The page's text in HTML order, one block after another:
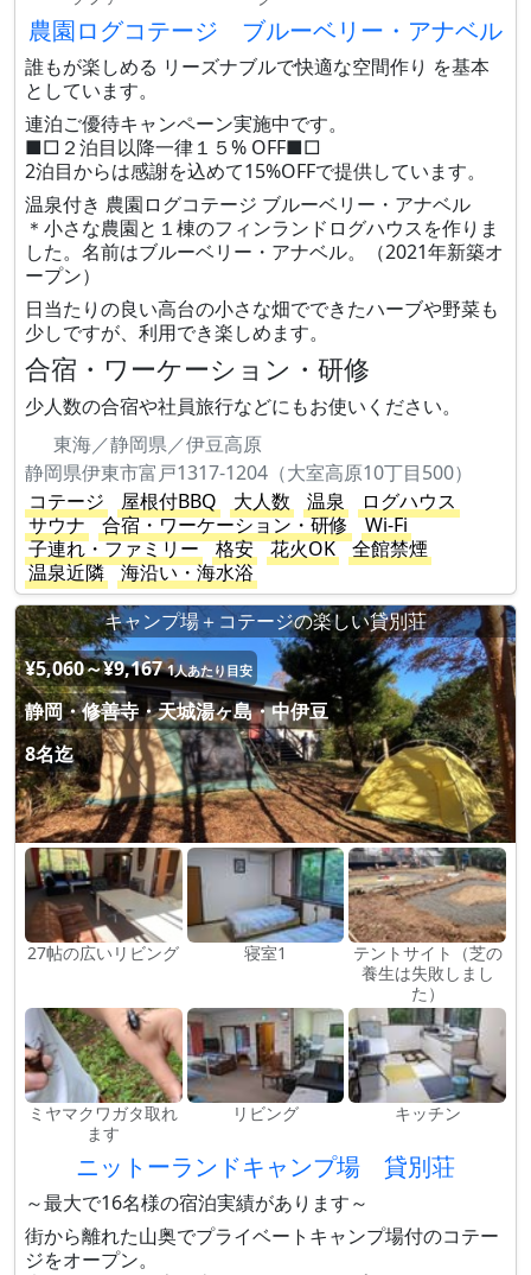
農園ログコテージ ブルーベリー・アナベル
誰もが楽しめる リーズナブルで快適な空間作り を基本
としています。
連泊ご優待キャンペーン実施中です。
■□２泊目以降一律１５% OFF■□
2泊目からは感謝を込めて15%OFFで提供しています。
温泉付き 農園ログコテージ ブルーベリー・アナベル
＊小さな農園と１棟のフィンランドログハウスを作りま
した。名前はブルーベリー・アナベル。（2021年新築オ
ープン）
日当たりの良い高台の小さな畑でできたハーブや野菜も
少しですが、利用でき楽しめます。
合宿・ワーケーション・研修
少人数の合宿や社員旅行などにもお使いください。
東海／静岡県／伊豆高原
静岡県伊東市富戸1317-1204（大室高原10丁目500）
コテージ
屋根付BBQ 大人数 温泉
ログハウス
サウナ
合宿・ワーケーション・研修
Wi-Fi
子連れ・ファミリー
格安 花火OK
全館禁煙
温泉近隣
海沿い・海水浴
キャンプ場＋コテージの楽しい貸別荘
¥5,060～¥9,167 1人あたり目安
静岡・修善寺・天城湯ヶ島・中伊豆
8名迄
27帖の広いリビング 寝室1
テントサイト（芝の
養生は失敗しまし
た）
ミヤマクワガタ取れ
ます
リビング キッチン
ニットーランドキャンプ場 貸別荘
～最大で16名様の宿泊実績があります～
街から離れた山奥でプライベートキャンプ場付のコテー
ジをオープン。